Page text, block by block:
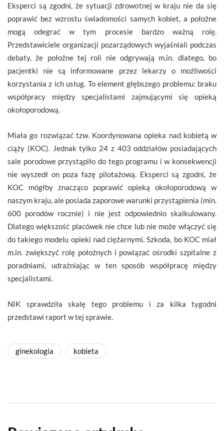
Eksperci są zgodni, że sytuacji zdrowotnej w kraju nie da się
poprawić bez wzrostu świadomości samych kobiet, a położne
mogą odegrać w tym procesie bardzo ważną rolę.
Przedstawiciele organizacji pozarządowych wyjaśniali podczas
debaty, że położne tej roli nie odgrywają m.in. dlatego, bo
pacjentki nie są informowane przez lekarzy o możliwości
korzystania z ich usług. To element głębszego problemu: braku
współpracy między specjalistami zajmującymi się opieką
okołoporodową.
Miała go rozwiązać tzw. Koordynowana opieka nad kobietą w
ciąży (KOC). Jednak tylko 24 z 403 oddziałów posiadających
sale porodowe przystąpiło do tego programu i w konsekwencji
nie wyszedł on poza fazę pilotażową. Eksperci są zgodni, że
KOC mógłby znacząco poprawić opieką okołoporodową w
naszym kraju, ale posiada zaporowe warunki przystąpienia (min.
600 porodów rocznie) i nie jest odpowiednio skalkulowany.
Dlatego większość placówek nie chce lub nie może włączyć się
do takiego modelu opieki nad ciężarnymi. Szkoda, bo KOC miał
m.in. zwiększyć rolę położnych i powiązać ośrodki szpitalne z
poradniami, udrażniając w ten sposób współpracę między
specjalistami.
NIK sprawdziła skalę tego problemu i za kilka tygodni
przedstawi raport w tej sprawie.
ginekologia kobieta